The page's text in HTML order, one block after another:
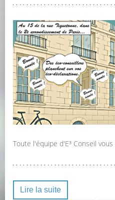
Toute l'équipe d'E³ Conseil
Lire la suite